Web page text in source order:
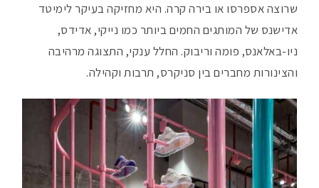
שרוצה אספרסו או בירה קרה. היא מחזיקה בעיקר לימיטד
אדישנס של המותגים החמים ביותר כמו נייקי, אדידס,
ניו-באלאנס, פומה וריבוק. החלל ענקי, התצוגה מרהיבה
והצינורות מחברים בין סניקרס, תרבות וקהילה.